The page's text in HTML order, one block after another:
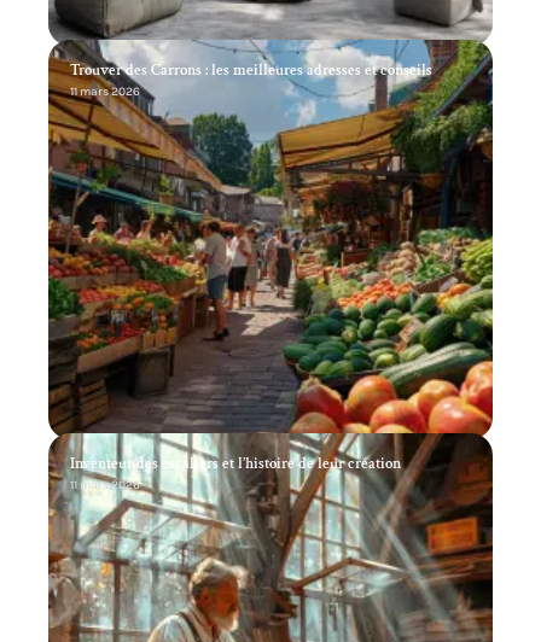
Trouver des Carrons : les meilleures adresses et conseils
11 mars 2026
Inventeur des escaliers et l’histoire de leur création
11 mars 2026